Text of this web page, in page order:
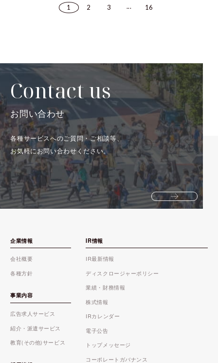
1 2 3 ... 16
Contact us
お問い合わせ
各種サービスへのご質問・ご相談等、
お気軽にお問い合わせください。
企業情報
会社概要
各種方針
事業内容
広告求人サービス
紹介・派遣サービス
教育(その他)サービス
IR情報
IR最新情報
ディスクロージャーポリシー
業績・財務情報
株式情報
IRカレンダー
電子公告
トップメッセージ
コーポレートガバナンス